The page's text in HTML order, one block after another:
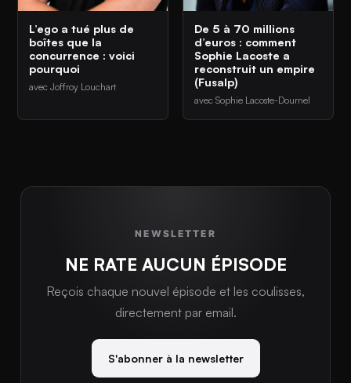
L’ego a tué plus de
boîtes que la
concurrence : voici
pourquoi
avec Joffroy Louchart
De 5 à 70 millions
d’euros : comment
Sophie Lacoste a
reconstruit un empire
(Fusalp)
avec Sophie Lacoste-Dournel
NEWSLETTER
NE RATE AUCUN ÉPISODE
Reçois chaque nouvel épisode et les coulisses,
directement par email.
S'abonner à la newsletter